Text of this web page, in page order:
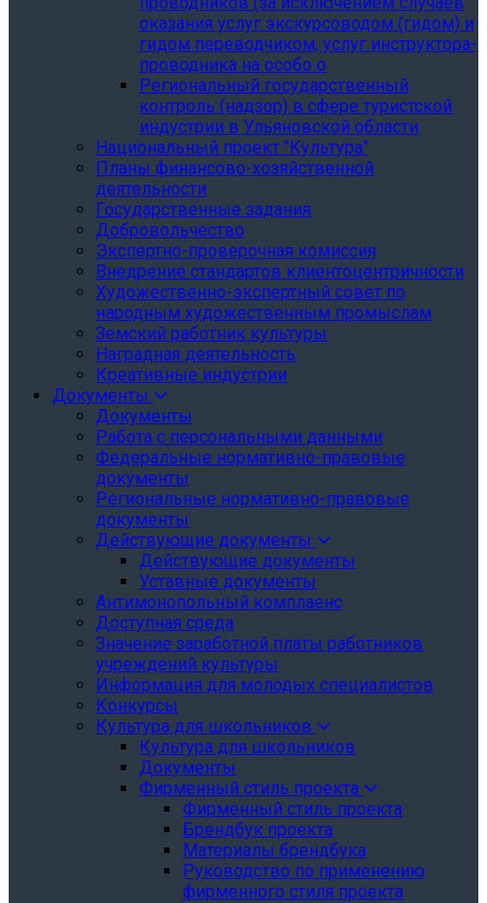
оказания услуг экскурсоводом (гидом) и
гидом переводчиком, услуг инструктора-
проводника на особо о
Региональный государственный
контроль (надзор) в сфере туристской
индустрии в Ульяновской области
Национальный проект "Культура"
Планы финансово-хозяйственной
деятельности
Государственные задания
Добровольчество
Экспертно-проверочная комиссия
Внедрение стандартов клиентоцентричности
Художественно-экспертный совет по
народным художественным промыслам
Земский работник культуры
Наградная деятельность
Креативные индустрии
Документы
Документы
Работа с персональными данными
Федеральные нормативно-правовые
документы
Региональные нормативно-правовые
документы
Действующие документы
Действующие документы
Уставные документы
Антимонопольный комплаенс
Доступная среда
Значение заработной платы работников
учреждений культуры
Информация для молодых специалистов
Конкурсы
Культура для школьников
Культура для школьников
Документы
Фирменный стиль проекта
Фирменный стиль проекта
Брендбук проекта
Материалы брендбука
Руководство по применению
фирменного стиля проекта